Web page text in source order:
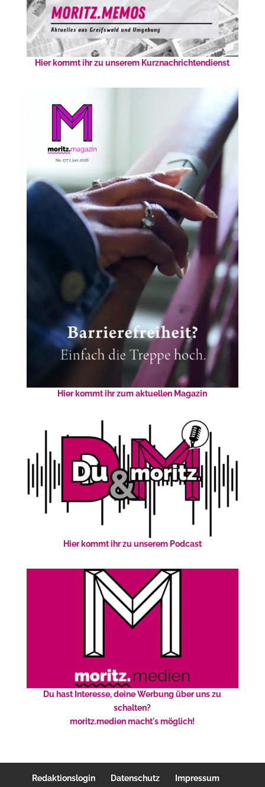
Hier kommt ihr zu unserem Kurznachrichtendienst
Hier kommt ihr zum aktuellen Magazin
Hier kommt ihr zu unserem Podcast
Du hast Interesse, deine Werbung über uns zu
schalten?
moritz.medien macht's möglich!
Redaktionslogin Datenschutz Impressum